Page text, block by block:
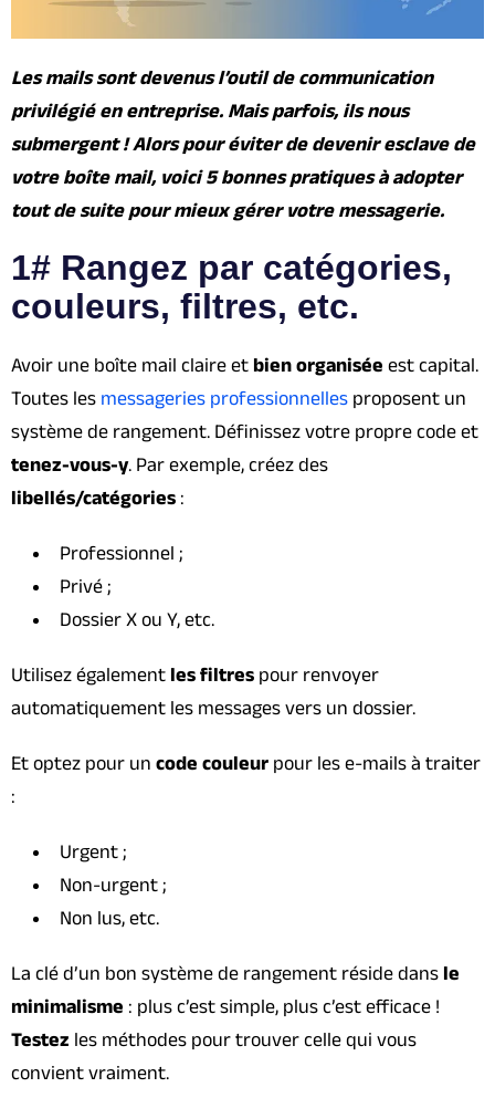
Les mails sont devenus l’outil de communication
privilégié en entreprise. Mais parfois, ils nous
submergent ! Alors pour éviter de devenir esclave de
votre boîte mail, voici 5 bonnes pratiques à adopter
tout de suite pour mieux gérer votre messagerie.
1# Rangez par catégories,
couleurs, filtres, etc.
Avoir une boîte mail claire et bien organisée est capital.
Toutes les messageries professionnelles proposent un
système de rangement. Définissez votre propre code et
tenez-vous-y. Par exemple, créez des
libellés/catégories :
Professionnel ;
Privé ;
Dossier X ou Y, etc.
Utilisez également les filtres pour renvoyer
automatiquement les messages vers un dossier.
Et optez pour un code couleur pour les e-mails à traiter
:
Urgent ;
Non-urgent ;
Non lus, etc.
La clé d’un bon système de rangement réside dans le
minimalisme : plus c’est simple, plus c’est efficace !
Testez les méthodes pour trouver celle qui vous
convient vraiment.